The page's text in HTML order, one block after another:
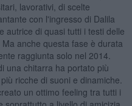
lavorativi, di scelte
con l'ingresso di Dalila
autrice di quasi tutti i testi delle
anche questa fase è durata
raggiunta solo nel 2014.
una chitarra ha portato più
ricche di suoni e dinamiche.
un ottimo feeling tra tutti i